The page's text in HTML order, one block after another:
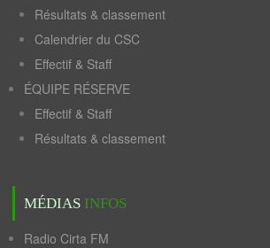
Résultats & classement
Calendrier du CSC
Effectif & Staff
ÉQUIPE RÉSERVE
Effectif & Staff
Résultats & classement
MÉDIAS INFOS
Radio Cirta FM